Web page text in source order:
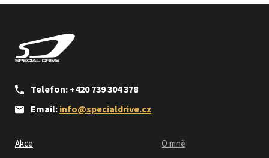
Telefon: +420 739 304 378
Email: info@specialdrive.cz
Akce
O mně